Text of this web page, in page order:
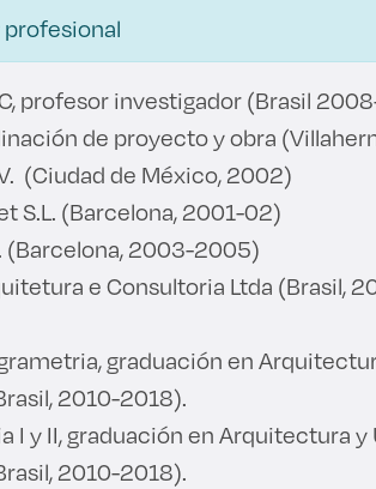
profesor investigador (Brasil
de proyecto y obra
(Ciudad de México, 2002)
S.L. (Barcelona, 2001-02)
(Barcelona, 2003-2005)
e Consultoria Ltda (Brasil,
graduación en
2010-2018).
I y II, graduación en Arquitectura y
2010-2018).